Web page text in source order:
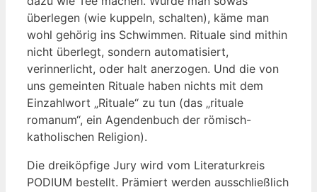
überlegen (wie kuppeln, schalten), käme man
wohl gehörig ins Schwimmen. Rituale sind mithin
nicht überlegt, sondern automatisiert,
verinnerlicht, oder halt anerzogen. Und die von
uns gemeinten Rituale haben nichts mit dem
Einzahlwort „Rituale“ zu tun (das „rituale
romanum“, ein Agendenbuch der römisch-
katholischen Religion).
Die dreiköpfige Jury wird vom Literaturkreis
PODIUM bestellt. Prämiert werden ausschließlich